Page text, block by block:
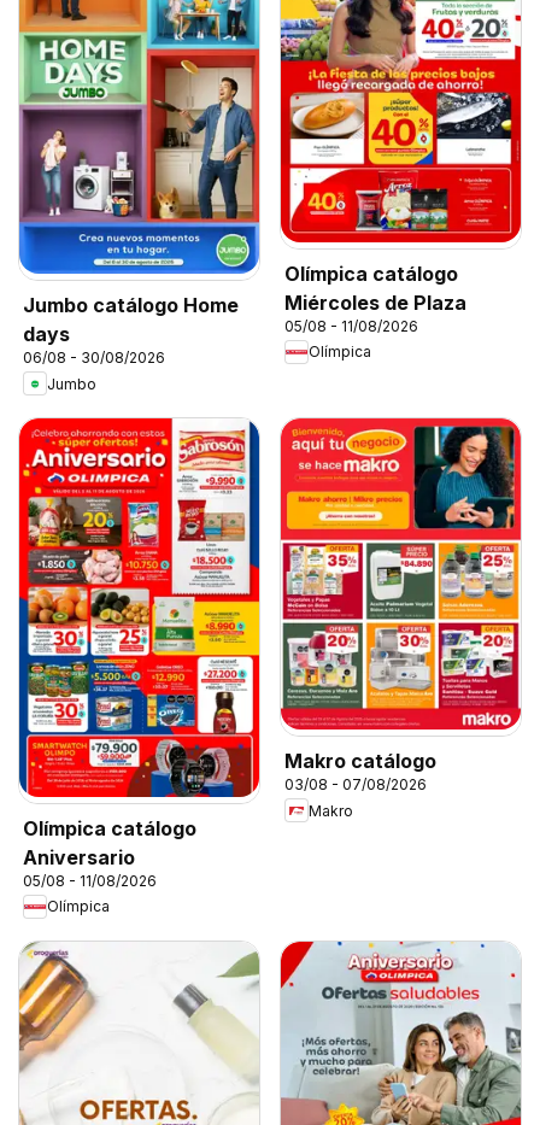
Jumbo catálogo Home
days
06/08 - 30/08/2026
Jumbo
Olímpica catálogo
Miércoles de Plaza
05/08 - 11/08/2026
Olímpica
Olímpica catálogo
Aniversario
05/08 - 11/08/2026
Olímpica
Makro catálogo
03/08 - 07/08/2026
Makro